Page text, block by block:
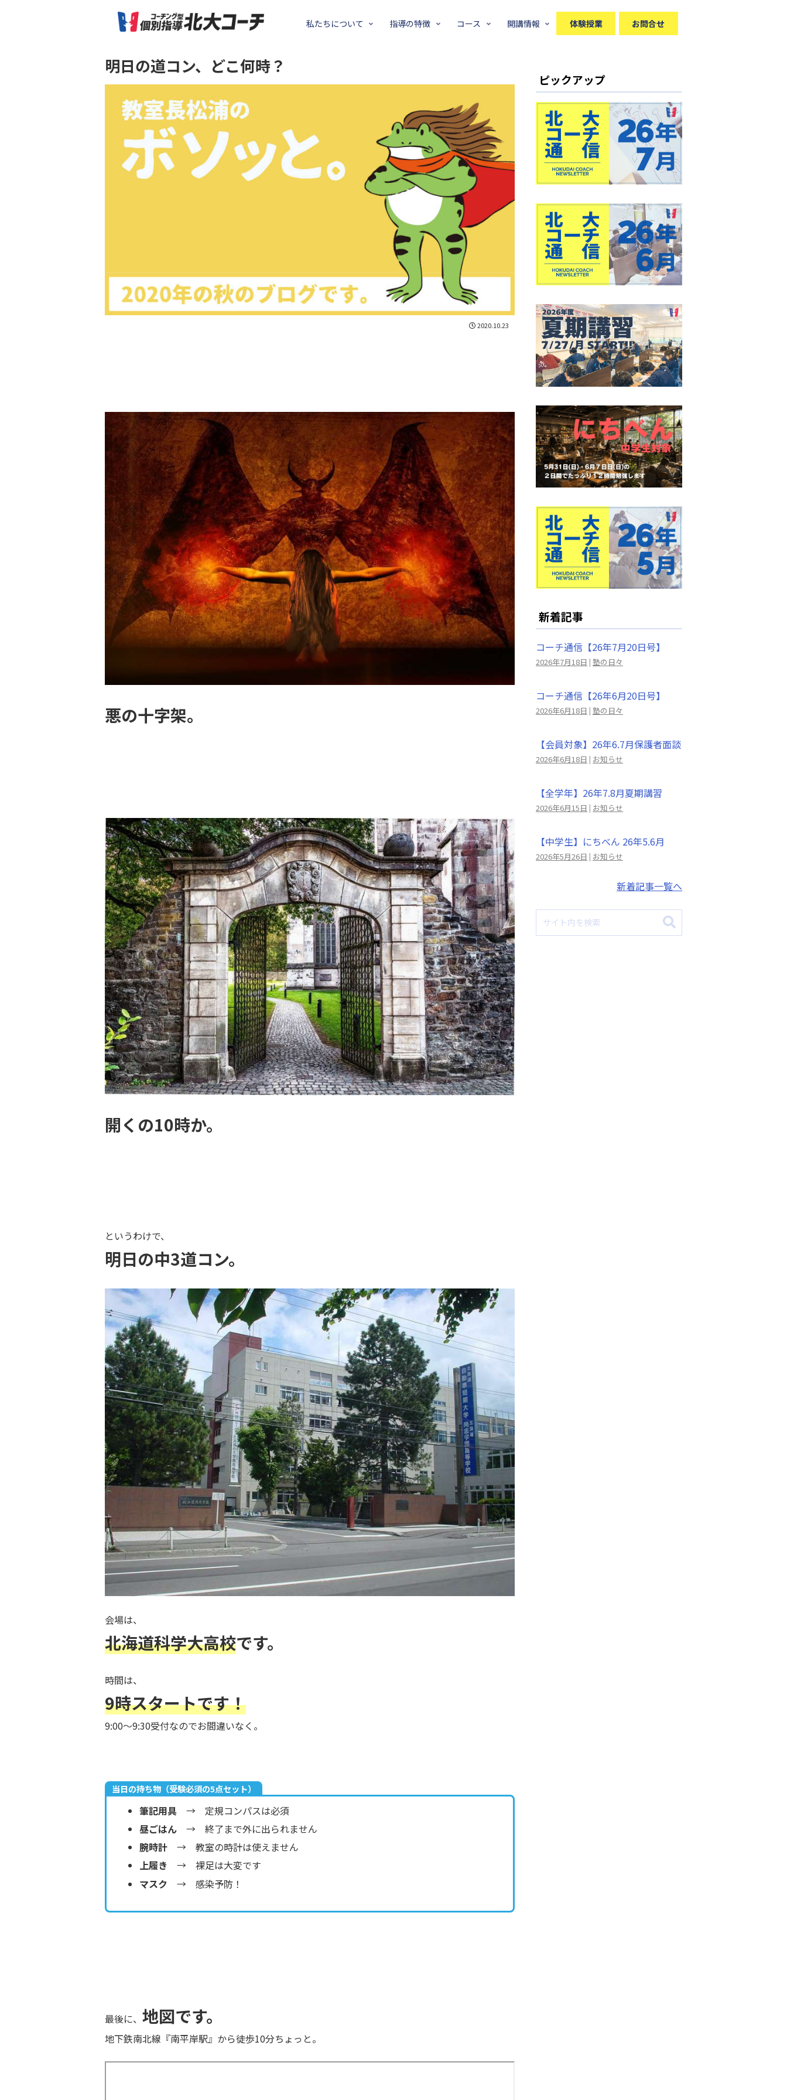
私たちについて 指導の特徴 コース 開講情報 体験授業 お問合せ
明日の道コン、どこ何時？
2020.10.23
悪の十字架。
開くの10時か。
というわけで、
明日の中3道コン。
会場は、
北海道科学大高校です。
時間は、
9時スタートです！
9:00〜9:30受付なのでお間違いなく。
当日の持ち物（受験必須の5点セット）
筆記用具→ 定規コンパスは必須
昼ごはん→ 終了まで外に出られません
腕時計→ 教室の時計は使えません
上履き → 裸足は大変です
マスク → 感染予防！
最後に、 地図です。
地下鉄南北線『南平岸駅』から徒歩10分ちょっと。
ピックアップ
新着記事
コーチ通信【26年7月20日号】
2026年7月18日 | 塾の日々
コーチ通信【26年6月20日号】
2026年6月18日 | 塾の日々
【会員対象】26年6.7月保護者面談
2026年6月18日 | お知らせ
【全学年】26年7.8月夏期講習
2026年6月15日 | お知らせ
【中学生】にちべん 26年5.6月
2026年5月26日 | お知らせ
新着記事一覧へ